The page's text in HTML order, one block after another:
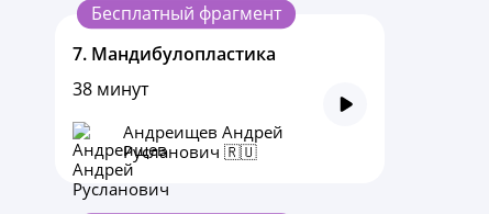
Бесплатный фрагмент
7. Мандибулопластика
38 минут
Андреищев Андрей
Русланович 🇷🇺